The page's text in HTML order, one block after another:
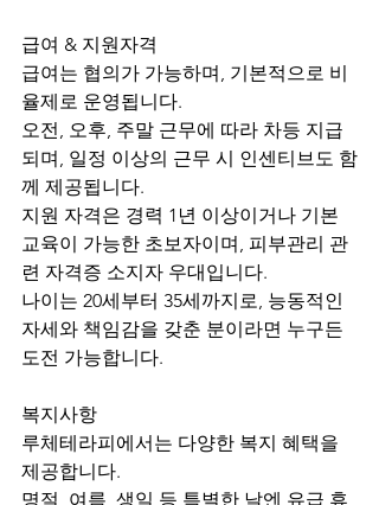
급여 & 지원자격
급여는 협의가 가능하며, 기본적으로 비
율제로 운영됩니다.
오전, 오후, 주말 근무에 따라 차등 지급
되며, 일정 이상의 근무 시 인센티브도 함
께 제공됩니다.
지원 자격은 경력 1년 이상이거나 기본
교육이 가능한 초보자이며, 피부관리 관
련 자격증 소지자 우대입니다.
나이는 20세부터 35세까지로, 능동적인
자세와 책임감을 갖춘 분이라면 누구든
도전 가능합니다.
복지사항
루체테라피에서는 다양한 복지 혜택을
제공합니다.
명절, 여름, 생일 등 특별한 날엔 유급 휴